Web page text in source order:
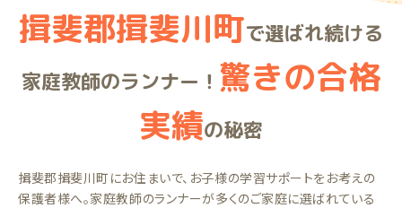
揖斐郡揖斐川町で選ばれ続ける
家庭教師のランナー！ 驚きの合格
実績の秘密
揖斐郡揖斐川町にお住まいで、お子様の学習サポートをお考えの
保護者様へ。家庭教師のランナーが多くのご家庭に選ばれている